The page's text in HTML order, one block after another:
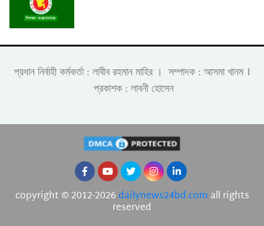
প্রধান নির্বাহী কর্মকর্তা : লাবীব রহমান মাহির । সম্পাদক : আসমা খানম ।
প্রকাশক : লাবনী হোসেন
copyright © 2012-2026dailynews24bd.com all rights
reserved